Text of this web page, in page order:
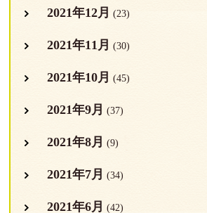
2021年12月 (23)
2021年11月 (30)
2021年10月 (45)
2021年9月 (37)
2021年8月 (9)
2021年7月 (34)
2021年6月 (42)